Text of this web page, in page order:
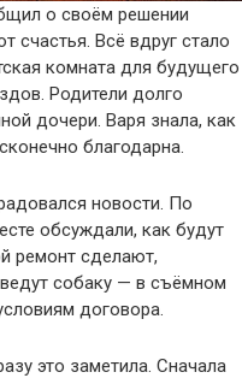
о своём решении
счастья. Всё вдруг стало
комната для будущего
Родители долго
дочери. Варя знала, как
благодарна.
новости. По
обсуждали, как будут
ремонт сделают,
собаку — в съёмном
договора.
это заметила. Сначала